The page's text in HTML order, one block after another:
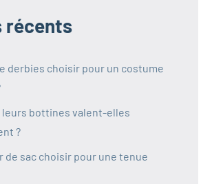
récents
derbies choisir pour un costume
leurs bottines valent-elles
?
de sac choisir pour une tenue